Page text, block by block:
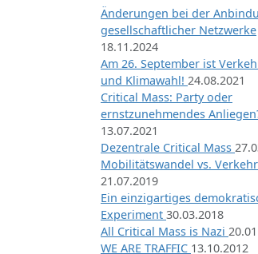
Änderungen bei der
gesellschaftlicher Netzwerke
18.11.2024
Am 26. September ist
und Klimawahl! 24.08.2021
Critical Mass: Party oder
ernstzunehmendes
13.07.2021
Dezentrale Critical Mass
Mobilitätswandel vs.
21.07.2019
Ein einzigartiges
Experiment 30.03.2018
All Critical Mass is Nazi
WE ARE TRAFFIC 13.10.2012